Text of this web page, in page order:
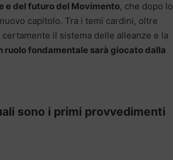
e del futuro del Movimento, che dopo lo
capitolo. Tra i temi cardini, oltre
il sistema delle alleanze e la
ruolo fondamentale sarà giocato dalla
sono i primi provvedimenti